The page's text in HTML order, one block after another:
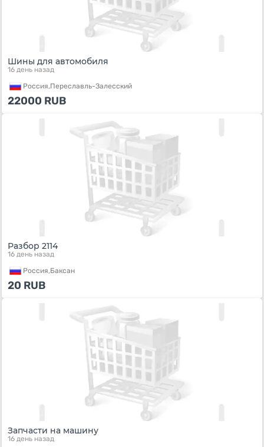
Шины для автомобиля
16 день назад
Россия,Переславль-Залесский
22000 RUB
Разбор 2114
16 день назад
Россия,Баксан
20 RUB
Запчасти на машину
16 день назад